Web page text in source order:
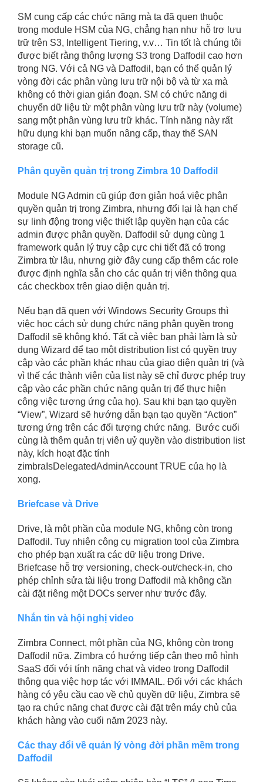
SM cung cấp các chức năng mà ta đã quen thuộc
trong module HSM của NG, chẳng hạn như hỗ trợ lưu
trữ trên S3, Intelligent Tiering, v.v… Tin tốt là chúng tôi
được biết rằng thông lượng S3 trong Daffodil cao hơn
trong NG. Với cả NG và Daffodil, bạn có thể quản lý
vòng đời các phân vùng lưu trữ nội bộ và từ xa mà
không có thời gian gián đoạn. SM có chức năng di
chuyển dữ liệu từ một phân vùng lưu trữ này (volume)
sang một phân vùng lưu trữ khác. Tính năng này rất
hữu dụng khi bạn muốn nâng cấp, thay thế SAN
storage cũ.
Phân quyền quản trị trong Zimbra 10 Daffodil
Module NG Admin cũ giúp đơn giản hoá việc phân
quyền quản trị trong Zimbra, nhưng đổi lại là hạn chế
sự linh động trong việc thiết lập quyền hạn của các
admin được phân quyền. Daffodil sử dụng cùng 1
framework quản lý truy cập cực chi tiết đã có trong
Zimbra từ lâu, nhưng giờ đây cung cấp thêm các role
được định nghĩa sẵn cho các quản trị viên thông qua
các checkbox trên giao diện quản trị.
Nếu bạn đã quen với Windows Security Groups thì
việc học cách sử dụng chức năng phân quyền trong
Daffodil sẽ không khó. Tất cả việc bạn phải làm là sử
dụng Wizard để tạo một distribution list có quyền truy
cập vào các phần khác nhau của giao diện quản trị (và
vì thế các thành viên của list này sẽ chỉ được phép truy
cập vào các phần chức năng quản trị để thực hiện
công việc tương ứng của họ). Sau khi bạn tạo quyền
“View”, Wizard sẽ hướng dẫn bạn tạo quyền “Action”
tương ứng trên các đối tượng chức năng. Bước cuối
cùng là thêm quản trị viên uỷ quyền vào distribution list
này, kích hoạt đặc tính
zimbraIsDelegatedAdminAccount TRUE của họ là
xong.
Briefcase và Drive
Drive, là một phần của module NG, không còn trong
Daffodil. Tuy nhiên công cụ migration tool của Zimbra
cho phép bạn xuất ra các dữ liệu trong Drive.
Briefcase hỗ trợ versioning, check-out/check-in, cho
phép chỉnh sửa tài liệu trong Daffodil mà không cần
cài đặt riêng một DOCs server như trước đây.
Nhắn tin và hội nghị video
Zimbra Connect, một phần của NG, không còn trong
Daffodil nữa. Zimbra có hướng tiếp cận theo mô hình
SaaS đối với tính năng chat và video trong Daffodil
thông qua việc hợp tác với IMMAIL. Đối với các khách
hàng có yêu cầu cao về chủ quyền dữ liệu, Zimbra sẽ
tạo ra chức năng chat được cài đặt trên máy chủ của
khách hàng vào cuối năm 2023 này.
Các thay đổi về quản lý vòng đời phần mềm trong
Daffodil